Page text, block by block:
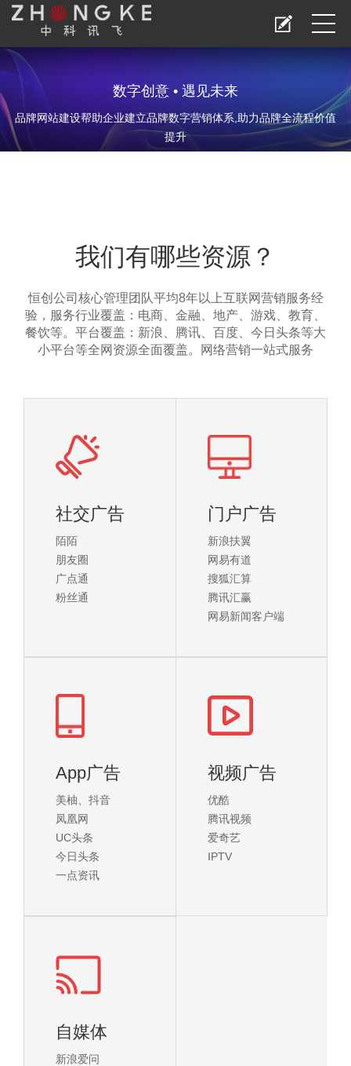
数字创意 • 遇见未来
品牌网站建设帮助企业建立品牌数字营销体系,助力品牌全流程价值
提升
我们有哪些资源？
恒创公司核心管理团队平均8年以上互联网营销服务经
验，服务行业覆盖：电商、金融、地产、游戏、教育、
餐饮等。平台覆盖：新浪、腾讯、百度、今日头条等大
小平台等全网资源全面覆盖。网络营销一站式服务
社交广告
陌陌
朋友圈
广点通
粉丝通
门户广告
新浪扶翼
网易有道
搜狐汇算
腾讯汇赢
网易新闻客户端
App广告
美柚、抖音
凤凰网
UC头条
今日头条
一点资讯
视频广告
优酷
腾讯视频
爱奇艺
IPTV
自媒体
新浪爱问